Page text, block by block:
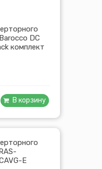
DC
комплект
В корзину
E